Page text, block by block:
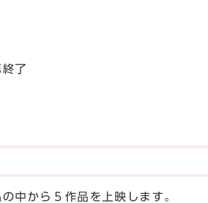
了
中から５作品を上映します。